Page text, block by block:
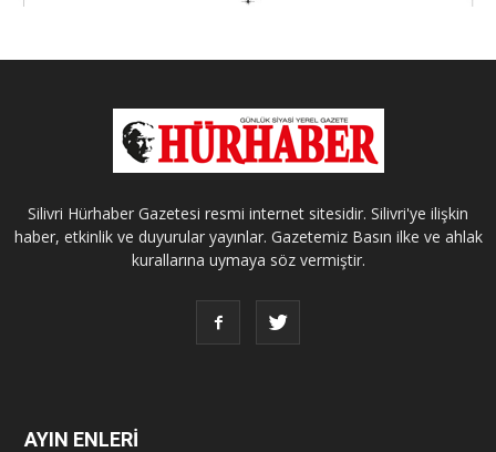
Silivri Hürhaber Gazetesi resmi internet sitesidir. Silivri'ye ilişkin
haber, etkinlik ve duyurular yayınlar. Gazetemiz Basın ilke ve ahlak
kurallarına uymaya söz vermiştir.
AYIN ENLERİ